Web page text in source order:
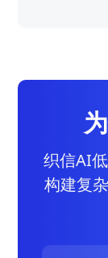
织信AI
构建复